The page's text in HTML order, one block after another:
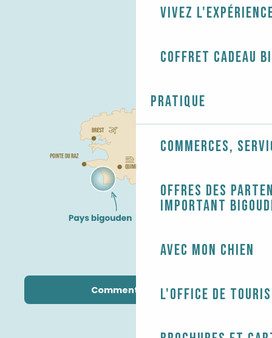
Vivez
Coffret cadeau
Pratique
Commerces,
Offres des
Important
Avec mon chien
L'Office de
Comment venir ?